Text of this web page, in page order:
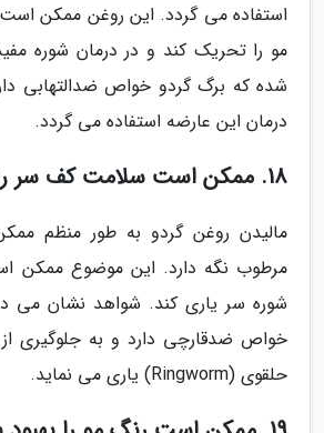
استفاده می گردد. این روغن ممکن
مو را تحریک کند و در درمان شوره
شده که برگ گردو خواص ضدالتهابی
درمان این عارضه استفاده می گردد.
18. ممکن است سلامت کف سر را بهبود ببخشد
مالیدن روغن گردو به طور منظم
مرطوب نگه دارد. این موضوع ممکن
شوره سر یاری کند. شواهد نشان می
خواص ضدقارچی دارد و به جلوگیری
حلقوی (Ringworm) یاری می نماید.